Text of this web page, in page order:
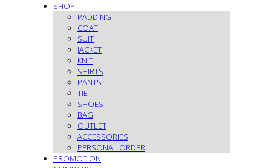
SHOP
PADDING
COAT
SUIT
JACKET
KNIT
SHIRTS
PANTS
TIE
SHOES
BAG
OUTLET
ACCESSORIES
PERSONAL ORDER
PROMOTION